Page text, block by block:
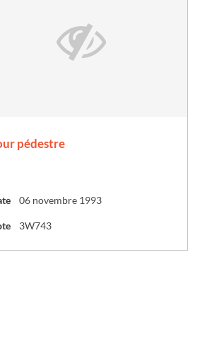
pédestre
06 novembre 1993
3W743